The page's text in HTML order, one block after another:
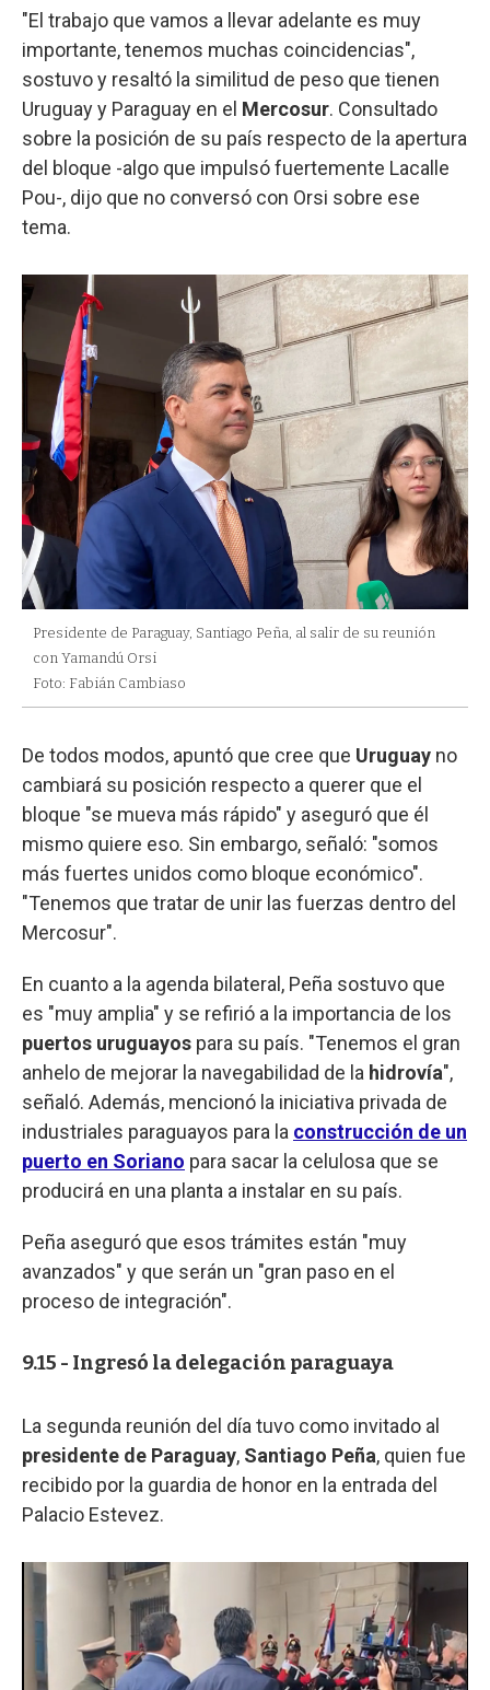
"El trabajo que vamos a llevar adelante es muy
importante, tenemos muchas coincidencias",
sostuvo y resaltó la similitud de peso que tienen
Uruguay y Paraguay en el Mercosur. Consultado
sobre la posición de su país respecto de la apertura
del bloque -algo que impulsó fuertemente Lacalle
Pou-, dijo que no conversó con Orsi sobre ese
tema.
Presidente de Paraguay, Santiago Peña, al salir de su reunión
con Yamandú Orsi
Foto: Fabián Cambiaso
De todos modos, apuntó que cree que Uruguay no
cambiará su posición respecto a querer que el
bloque "se mueva más rápido" y aseguró que él
mismo quiere eso. Sin embargo, señaló: "somos
más fuertes unidos como bloque económico".
"Tenemos que tratar de unir las fuerzas dentro del
Mercosur".
En cuanto a la agenda bilateral, Peña sostuvo que
es "muy amplia" y se refirió a la importancia de los
puertos uruguayos para su país. "Tenemos el gran
anhelo de mejorar la navegabilidad de la hidrovía",
señaló. Además, mencionó la iniciativa privada de
industriales paraguayos para la construcción de un
puerto en Soriano para sacar la celulosa que se
producirá en una planta a instalar en su país.
Peña aseguró que esos trámites están "muy
avanzados" y que serán un "gran paso en el
proceso de integración".
9.15 - Ingresó la delegación paraguaya
La segunda reunión del día tuvo como invitado al
presidente de Paraguay, Santiago Peña, quien fue
recibido por la guardia de honor en la entrada del
Palacio Estevez.